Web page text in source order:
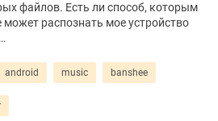
файлов. Есть ли способ, которым
может распознать мое устройство
android music banshee